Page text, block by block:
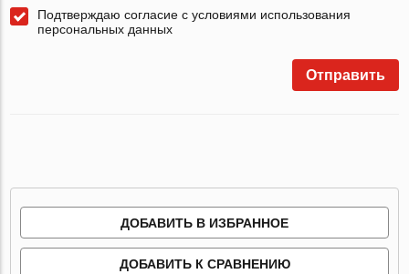
Подтверждаю согласие с условиями использования
персональных данных
Отправить
ДОБАВИТЬ В ИЗБРАННОЕ
ДОБАВИТЬ К СРАВНЕНИЮ